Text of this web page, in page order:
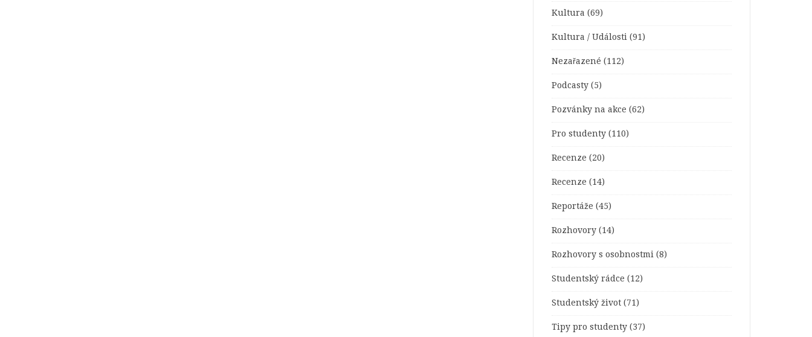
Kultura (69)
Kultura / Události (91)
Nezařazené (112)
Podcasty (5)
Pozvánky na akce (62)
Pro studenty (110)
Recenze (20)
Recenze (14)
Reportáže (45)
Rozhovory (14)
Rozhovory s osobnostmi (8)
Studentský rádce (12)
Studentský život (71)
Tipy pro studenty (37)